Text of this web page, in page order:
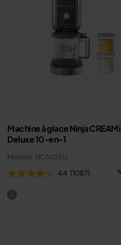
Machine à glace Ninja CREAMi
Deluxe 10-en-1
Modèle: NC502EU
4.4 (1087)